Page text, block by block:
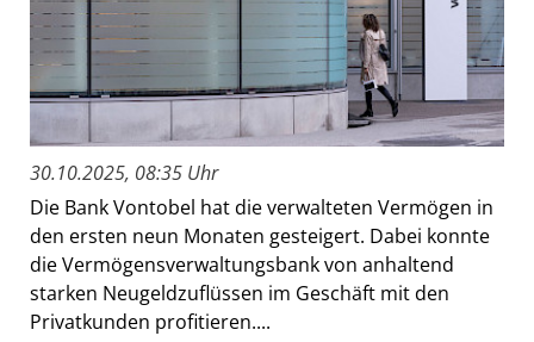
30.10.2025, 08:35 Uhr
Die Bank Vontobel hat die verwalteten Vermögen in
den ersten neun Monaten gesteigert. Dabei konnte
die Vermögensverwaltungsbank von anhaltend
starken Neugeldzuflüssen im Geschäft mit den
Privatkunden profitieren....